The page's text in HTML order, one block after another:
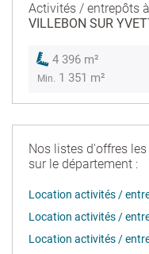
Activités / entrepôts
VILLEBON SUR
4 396 m²
Min. 1 351 m²
Nos listes d'offres
sur le département :
Location activités /
Location activités /